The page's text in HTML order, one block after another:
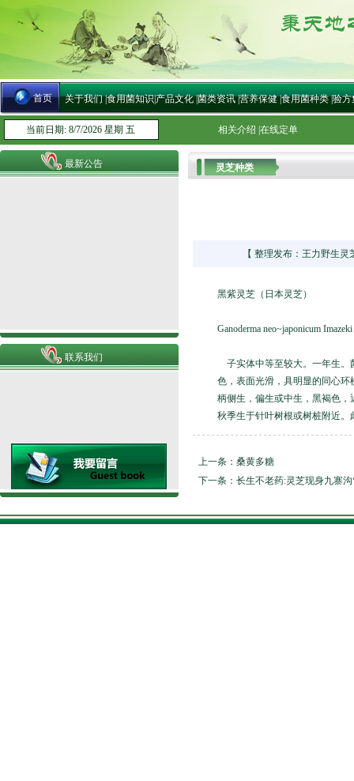
首页 关于我们|食用菌知识|产品文化|菌类资讯|营养保健|食用菌种类|验方
当前日期: 8/7/2026 星期 五 相关介绍 在线定单
最新公告
联系我们
灵芝种类
【 整理发布：王力野生
黑紫灵芝（日本灵芝）
Ganoderma neo~japonicum Imazeki
子实体中等至较大。一年生。
色，表面光滑，具明显的同心
柄侧生，偏生或中生，黑褐色，
秋季生于针叶树根或树桩附近
上一条： 桑黄多糖
下一条： 长生不老药:灵芝现身九寨